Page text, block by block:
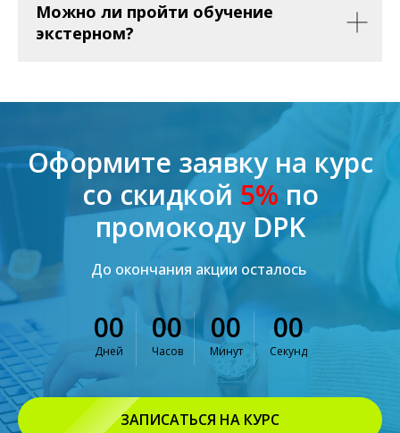
Можно ли пройти обучение
экстерном?
Оформите заявку на курс
со скидкой 5% по
промокоду DPK
До окончания акции осталось
00
Дней
00
Часов
00
Минут
00
Секунд
ЗАПИСАТЬСЯ НА КУРС